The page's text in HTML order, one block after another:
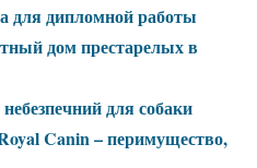
для дипломной работы
дом престарелых в
для собаки
Canin – перимущество,